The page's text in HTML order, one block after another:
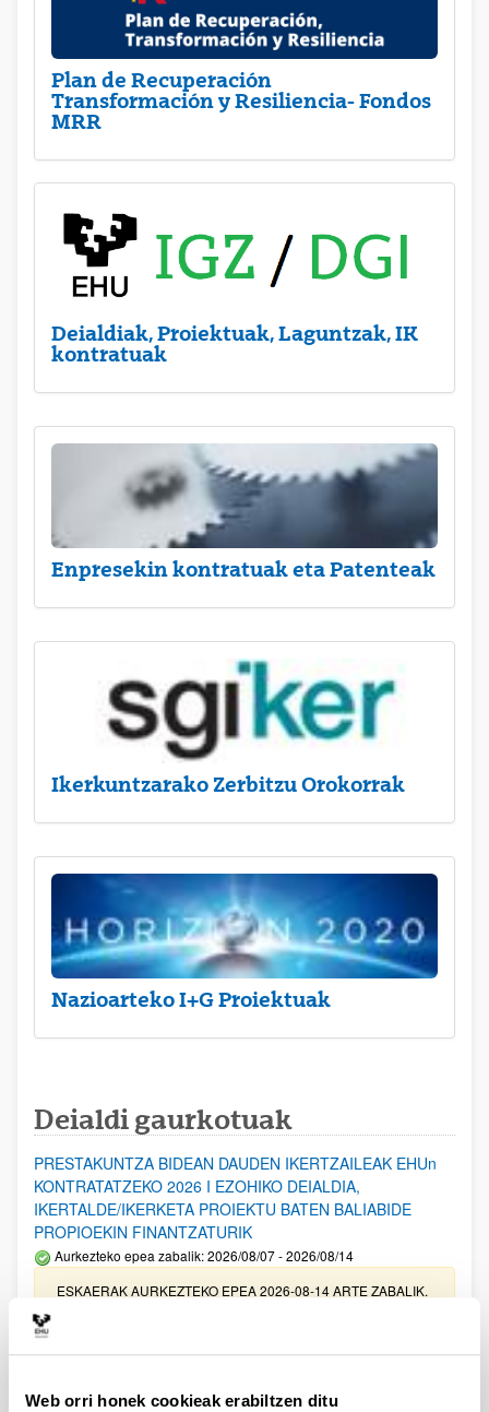
Web orri honek cookieak erabiltzen ditu
Plan de Recuperación
Transformación y Resiliencia- Fondos
MRR
Deialdiak, Proiektuak, Laguntzak, IK
kontratuak
Enpresekin kontratuak eta Patenteak
Ikerkuntzarako Zerbitzu Orokorrak
Nazioarteko I+G Proiektuak
Deialdi gaurkotuak
PRESTAKUNTZA BIDEAN DAUDEN IKERTZAILEAK EHUn
KONTRATATZEKO 2026 I EZOHIKO DEIALDIA,
IKERTALDE/IKERKETA PROIEKTU BATEN BALIABIDE
PROPIOEKIN FINANTZATURIK
Aurkezteko epea zabalik: 2026/08/07 - 2026/08/14
ESKAERAK AURKEZTEKO EPEA 2026-08-14 ARTE ZABALIK.
UPV/EHUn Azpiegitura Zientifikoa eta Funts Bibliografikoak